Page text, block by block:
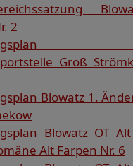
2
Groß
Blowatz 1.
Blowatz OT
Alt Farpen Nr. 6